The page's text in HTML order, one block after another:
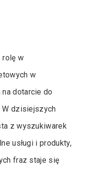
rolę w
w
dotarcie do
W dzisiejszych
z wyszukiwarek
usługi i produkty,
fraz staje się